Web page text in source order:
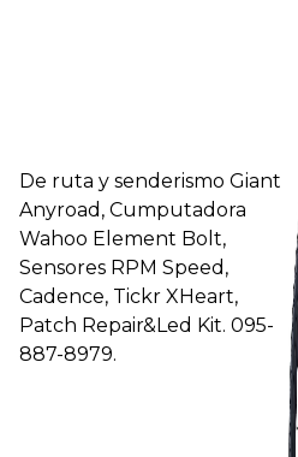
De ruta y senderismo Giant
Anyroad, Cumputadora
Wahoo Element Bolt,
Sensores RPM Speed,
Cadence, Tickr XHeart,
Patch Repair&Led Kit. 095-
887-8979.